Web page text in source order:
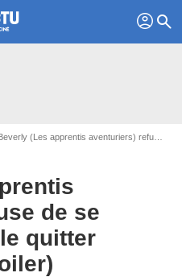
profil search
(Les apprentis aventuriers) refuse de se nourrir… Va-t-elle quitter l’aventure ? (spoiler)
de se
quitter